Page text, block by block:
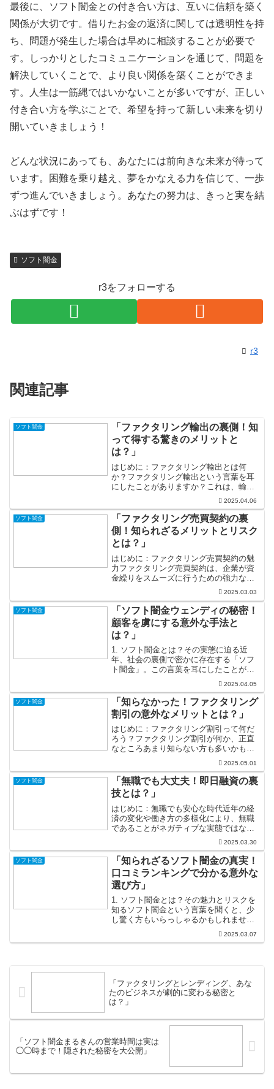
最後に、ソフト闇金との付き合い方は、互いに信頼を築く
関係が大切です。借りたお金の返済に関しては透明性を持
ち、問題が発生した場合は早めに相談することが必要で
す。しっかりとしたコミュニケーションを通じて、問題を
解決していくことで、より良い関係を築くことができま
す。人生は一筋縄ではいかないことが多いですが、正しい
付き合い方を学ぶことで、希望を持って新しい未来を切り
開いていきましょう！
どんな状況にあっても、あなたには前向きな未来が待って
います。困難を乗り越え、夢をかなえる力を信じて、一歩
ずつ進んでいきましょう。あなたの努力は、きっと実を結
ぶはずです！
ソフト闇金
r3をフォローする
r3
関連記事
ソフト闇金
「ファクタリング輸出の裏側！知
って得する驚きのメリットと
は？」
はじめに：ファクタリング輸出とは何
か？ファクタリング輸出という言葉を耳
にしたことがありますか？これは、輸出
業界における魅力的な資金調達手法の一
つであり、特に中小企業にとっては非常
に価値のある仕組みです。簡単に言え
ば、商品を輸出した際に受け取...
2025.04.06
ソフト闇金
「ファクタリング売買契約の裏
側！知られざるメリットとリスク
とは？」
はじめに：ファクタリング売買契約の魅
力ファクタリング売買契約は、企業が資
金繰りをスムーズに行うための強力なツ
ールです。特に中小企業やスタートアッ
の生命線となります。この魅力的な仕組
みを活用することで、企業...
2025.03.03
ソフト闇金
「ソフト闇金ウェンディの秘密！
顧客を虜にする意外な手法と
は？」
1. ソフト闇金とは？その実態に迫る近
年、社会の裏側で密かに存在する「ソフ
ト闇金」。この言葉を耳にしたことがあ
る方も多いのではないでしょうか？一般
的な闇金とは異なり、ソフト闇金は比較
的柔軟な取引を行い、顧客への圧力が少
ないとされています。し...
2025.04.05
ソフト闇金
「知らなかった！ファクタリング
割引の意外なメリットとは？」
はじめに：ファクタリング割引って何だ
ろう？ファクタリング割引が何か、正直
なところあまり知らない方も多いかもし
れません。しかし、心配ご無用です！フ
ァクタリングは、企業が売掛金を現金化
できる便利な仕組みであり、特に中小企
業にとっては資金繰りの救...
2025.05.01
ソフト闇金
「無職でも大丈夫！即日融資の裏
技とは？」
はじめに：無職でも安心な時代近年の経
済の変化や働き方の多様化により、無職
であることがネガティブな実態ではなく
なりつつあります。特にリモートワーク
が多様化する現代において、無職の方々
も新たなチャンスをつかむ...
2025.03.30
ソフト闇金
「知られざるソフト闇金の真実！
口コミランキングで分かる意外な
選び方」
1. ソフト闇金とは？その魅力とリスクを
知るソフト闇金という言葉を聞くと、少
し驚く方もいらっしゃるかもしれませ
ん。しかし、ソフト闇金はあくまでも貸
付条件が比較的緩和されている業者を指
2025.03.07
「ファクタリングとレンディング、あな
たのビジネスが劇的に変わる秘密と
は？」
「ソフト闇金まるきんの営業時間は実は
◯◯時まで！隠された秘密を大公開」